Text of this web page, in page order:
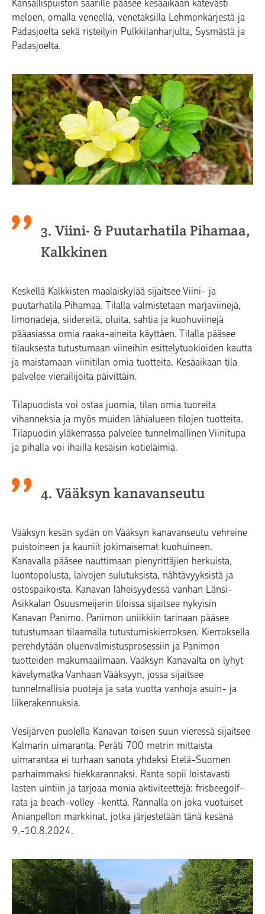
Kansallispuiston saarille pääsee kesäaikaan kätevästi
meloen, omalla veneellä, venetaksilla Lehmonkärjestä ja
Padasjoelta sekä risteilyin Pulkkilanharjulta, Sysmästä ja
Padasjoelta.
3. Viini- & Puutarhatila Pihamaa,
Kalkkinen
Keskellä Kalkkisten maalaiskylää sijaitsee Viini- ja
puutarhatila Pihamaa. Tilalla valmistetaan marjaviinejä,
limonadeja, siidereitä, oluita, sahtia ja kuohuviinejä
pääasiassa omia raaka-aineita käyttäen. Tilalla pääsee
tilauksesta tutustumaan viineihin esittelytuokioiden kautta
ja maistamaan viinitilan omia tuotteita. Kesäaikaan tila
palvelee vierailijoita päivittäin.
Tilapuodista voi ostaa juomia, tilan omia tuoreita
vihanneksia ja myös muiden lähialueen tilojen tuotteita.
Tilapuodin yläkerrassa palvelee tunnelmallinen Viinitupa
ja pihalla voi ihailla kesäisin kotieläimiä.
4. Vääksyn kanavanseutu
Vääksyn kesän sydän on Vääksyn kanavanseutu vehreine
puistoineen ja kauniit jokimaisemat kuohuineen.
Kanavalla pääsee nauttimaan pienyrittäjien herkuista,
luontopolusta, laivojen sulutuksista, nähtävyyksistä ja
ostospaikoista. Kanavan läheisyydessä vanhan Länsi-
Asikkalan Osuusmeijerin tiloissa sijaitsee nykyisin
Kanavan Panimo. Panimon uniikkiin tarinaan pääsee
tutustumaan tilaamalla tutustumiskierroksen. Kierroksella
perehdytään oluenvalmistusprosessiin ja Panimon
tuotteiden makumaailmaan. Vääksyn Kanavalta on lyhyt
kävelymatka Vanhaan Vääksyyn, jossa sijaitsee
tunnelmallisia puoteja ja sata vuotta vanhoja asuin- ja
liikerakennuksia.
Vesijärven puolella Kanavan toisen suun vieressä sijaitsee
Kalmarin uimaranta. Peräti 700 metrin mittaista
uimarantaa ei turhaan sanota yhdeksi Etelä-Suomen
parhaimmaksi hiekkarannaksi. Ranta sopii loistavasti
lasten uintiin ja tarjoaa monia aktiviteettejä: frisbeegolf-
rata ja beach-volley -kenttä. Rannalla on joka vuotuiset
Anianpellon markkinat, jotka järjestetään tänä kesänä
9.-10.8.2024.